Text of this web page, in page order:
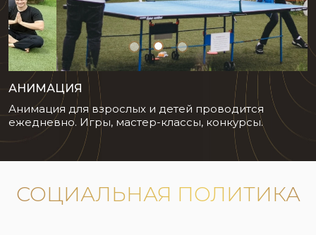
АНИМАЦИЯ
Анимация для взрослых и детей проводится
ежедневно. Игры, мастер-классы, конкурсы.
СОЦИАЛЬНАЯ ПОЛИТИКА